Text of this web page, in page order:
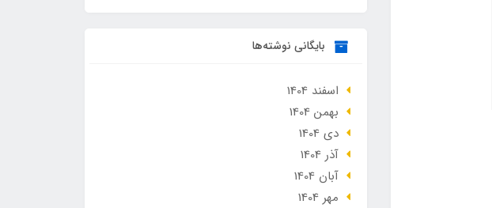
بایگانی نوشته‌ها
اسفند 1404
بهمن 1404
دی 1404
آذر 1404
آبان 1404
مهر 1404